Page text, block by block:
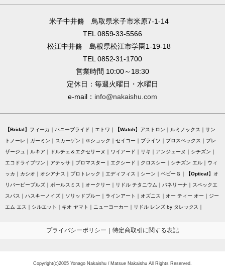
米子中井脩 鳥取県米子市米原7-1-14
TEL 0859-33-5566
松江中井脩 島根県松江市学園1-19-18
TEL 0852-31-1700
営業時間 10:00～18:30
定休日：毎週火曜日・水曜日
e-mail： info@nakaishu.com
Bridal フィーカ ハニーブライド エトワ Watch アストロン ルミノックス
サン
トノーレ
ガーミン スカーゲン Ｇショック セイコー ブライツ プロスペックス
プレ
ザージュ
ルキア ドルチェ＆エクセリーヌ ワイアード リキ アンジェーヌ
シチズン
エコドライブワン
アテッサ プロマスター エクシード クロスシー シチズン エル
ウィ
ッカ
カシオ オシアナス プロトレック エディフィス シーン ベビーＧ Optical
オ
リバーピープルズ
ポールスミス オークリー リドル チタニウム バネリーナ
スペックエ
スパス
ハスキーノイズ ソリッドブルー ラインアート オズニス オー ティー オー
ジー
エム エス
シルエット キオ ヤマト ニューヨーカー リドル レンズ by タレックス
プライバシーポリシー 特定商取引に関する表記
Copyright(c)2005 Yonago Nakaishu / Matsue Nakaishu All Rights Reserved.